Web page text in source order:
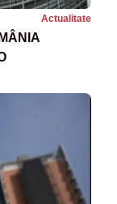
Actualitate